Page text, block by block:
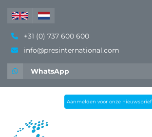
+31 (0) 737 600 600
info@presinternational.com
WhatsApp
Aanmelden voor onze nieuwsbrief